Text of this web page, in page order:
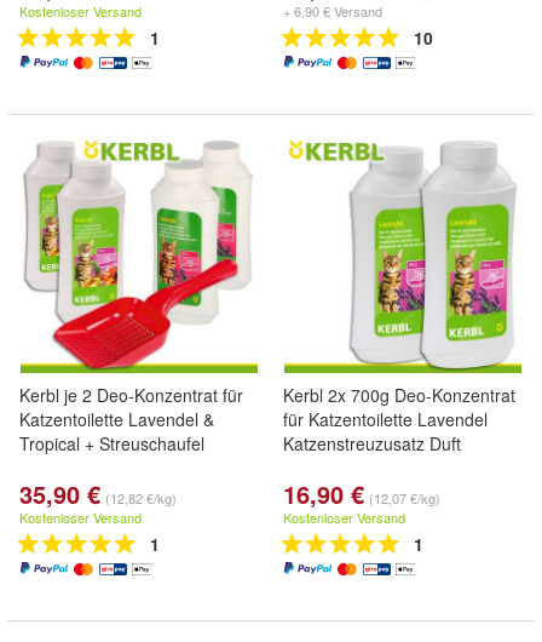
Kostenloser Versand
1
+ 6,90 € Versand
10
Kerbl je 2 Deo-Konzentrat für
Katzentoilette Lavendel &
Tropical + Streuschaufel
35,90 € (12,82 €/kg)
Kostenloser Versand
1
Kerbl 2x 700g Deo-Konzentrat
für Katzentoilette Lavendel
Katzenstreuzusatz Duft
16,90 € (12,07 €/kg)
Kostenloser Versand
1